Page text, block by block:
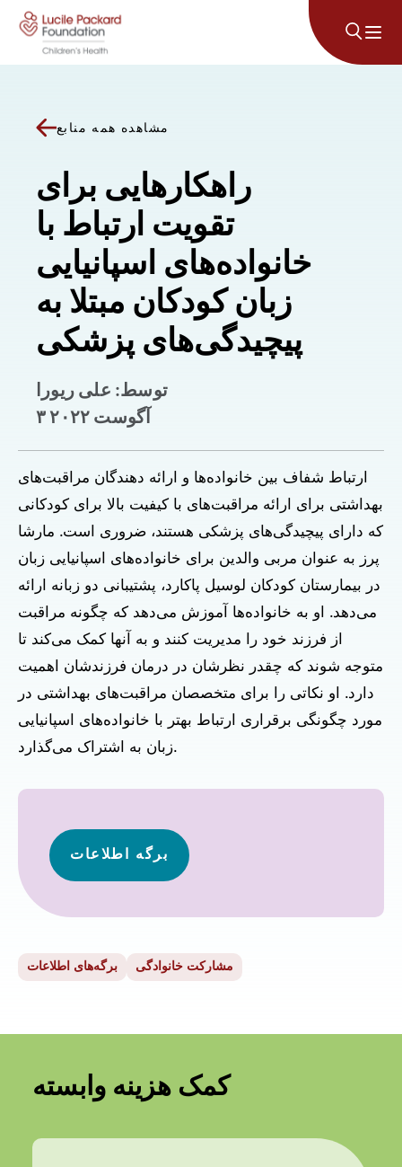
پرش به محتوا
مشاهده همه منابع
راهکارهایی برای
تقویت ارتباط با
خانواده‌های اسپانیایی
زبان کودکان مبتلا به
پیچیدگی‌های پزشکی
توسط: علی ریورا
۳ آگوست ۲۰۲۲
ارتباط شفاف بین خانواده‌ها و ارائه دهندگان مراقبت‌های
بهداشتی برای ارائه مراقبت‌های با کیفیت بالا برای کودکانی
که دارای پیچیدگی‌های پزشکی هستند، ضروری است. مارشا
پرز به عنوان مربی والدین برای خانواده‌های اسپانیایی زبان
در بیمارستان کودکان لوسیل پاکارد، پشتیبانی دو زبانه ارائه
می‌دهد. او به خانواده‌ها آموزش می‌دهد که چگونه مراقبت
از فرزند خود را مدیریت کنند و به آنها کمک می‌کند تا
متوجه شوند که چقدر نظرشان در درمان فرزندشان اهمیت
دارد. او نکاتی را برای متخصصان مراقبت‌های بهداشتی در
مورد چگونگی برقراری ارتباط بهتر با خانواده‌های اسپانیایی
زبان به اشتراک می‌گذارد.
برگه اطلاعات
برگه‌های اطلاعات مشارکت خانوادگی
کمک هزینه وابسته